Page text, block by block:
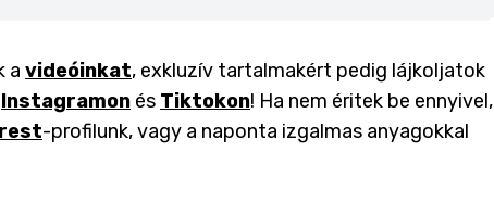
a videóinkat, exkluzív tartalmakért pedig lájkoljatok
Instagramon és Tiktokon! Ha nem éritek be ennyivel,
-profilunk, vagy a naponta izgalmas anyagokkal